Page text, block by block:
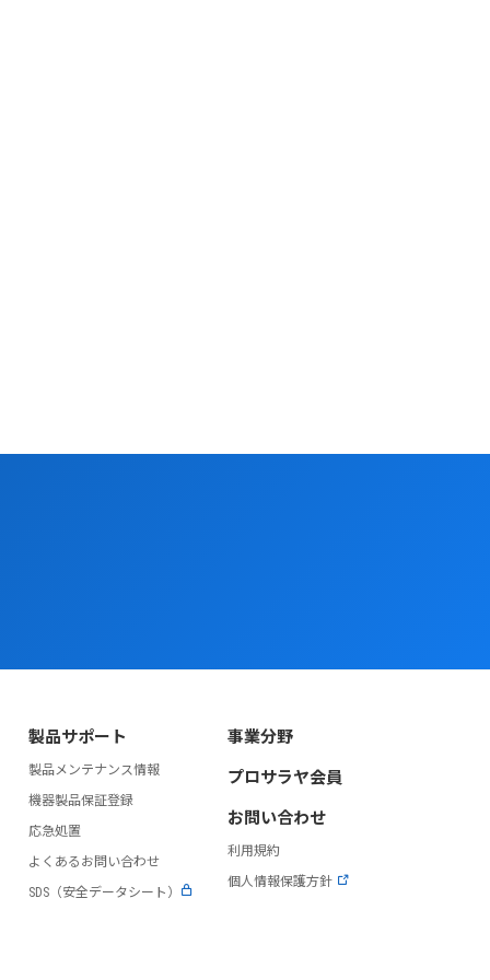
製品サポート
製品メンテナンス情報
機器製品保証登録
応急処置
よくあるお問い合わせ
SDS（安全データシート）
事業分野
プロサラヤ会員
お問い合わせ
利用規約
個人情報保護方針